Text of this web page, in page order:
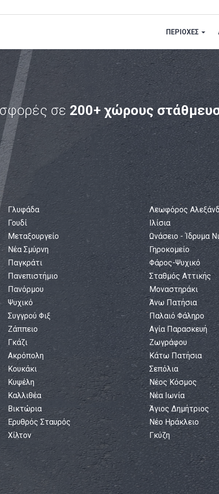
ΠΕΡΙΟΧΕΣ
σε 200+ χώρους
Γλυφάδα
Γουδί
Μεταξουργείο
Νέα Σμύρνη
Παγκράτι
Πανεπιστήμιο
Πανόρμου
Ψυχικό
Συγγρού Φιξ
Ζάππειο
Γκάζι
Ακρόπολη
Κουκάκι
Κυψέλη
Καλλιθέα
Βικτώρια
Ερυθρός Σταυρός
Χίλτον
Λεωφόρος
Ιλίσια
Ωνάσειο - Ίδρυμα
Γηροκομείο
Φάρος-Ψυχικό
Σταθμός Αττικής
Μοναστηράκι
Άνω Πατήσια
Παλαιό Φάληρο
Αγία Παρασκευή
Ζωγράφου
Κάτω Πατήσια
Σεπόλια
Νέος Κόσμος
Νέα Ιωνία
Άγιος Δημήτριος
Νέο Ηράκλειο
Γκύζη